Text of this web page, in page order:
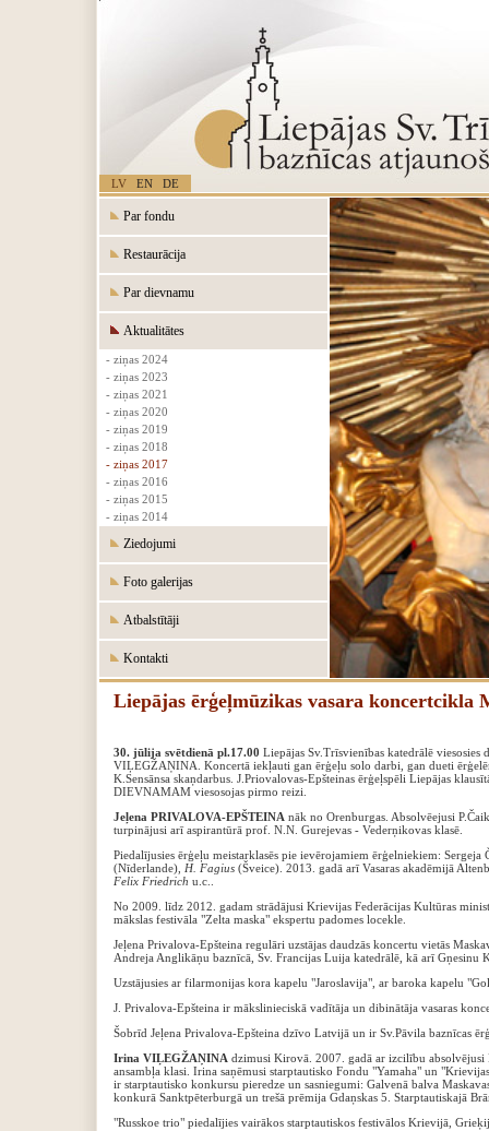
LV EN DE
Par fondu
Restaurācija
Par dievnamu
Aktualitātes
- ziņas 2024
- ziņas 2023
- ziņas 2021
- ziņas 2020
- ziņas 2019
- ziņas 2018
- ziņas 2017
- ziņas 2016
- ziņas 2015
- ziņas 2014
Ziedojumi
Foto galerijas
Atbalstītāji
Kontakti
Liepājas ērģeļmūzikas vasara
30. jūlija svētdienā pl.17.00 Liepājas Sv.Trīsvienības katedrālē
VIĻEGŽAŅINA. Koncertā iekļauti gan ērģeļu solo darbi, gan dueti
K.Sensānsa skaņdarbus. J.Priovalovas-Epšteinas ērģeļspēli Liepājas
DIEVNAMAM viesosojas pirmo reizi.
Jeļena PRIVALOVA-EPŠTEINA nāk no Orenburgas. Absolvēejusi
turpinājusi arī aspirantūrā prof. N.N. Gurejevas - Vederņikovas klasē.
Piedalījusies ērģeļu meistarklasēs pie ievērojamiem ērģelniekiem:
(Nīderlande), H. Fagius (Šveice). 2013. gadā arī Vasaras akadēmijā
Felix Friedrich u.c..
No 2009. līdz 2012. gadam strādājusi Krievijas Federācijas Kultūras
mākslas festivāla "Zelta maska" ekspertu padomes locekle.
Jeļena Privalova-Epšteina regulāri uzstājas daudzās koncertu vietās
Andreja Anglikāņu baznīcā, Sv. Francijas Luija katedrālē, kā arī Gņesinu
Uzstājusies ar filarmonijas kora kapelu "Jaroslavija", ar baroka kapelu
J. Privalova-Epšteina ir mākslinieciskā vadītāja un dibinātāja vasaras
Šobrīd Jeļena Privalova-Epšteina dzīvo Latvijā un ir Sv.Pāvila baznīcas
Irina VIĻEGŽAŅINA dzimusi Kirovā. 2007. gadā ar izcilību absolvējusi
ansambļa klasi. Irina saņēmusi starptautisko Fondu "Yamaha" un
ir starptautisko konkursu pieredze un sasniegumi: Galvenā balva
konkurā Sanktpēterburgā un trešā prēmija Gdaņskas 5. Starptautiskajā
"Russkoe trio" piedalījies vairākos starptautiskos festivālos Krievijā,